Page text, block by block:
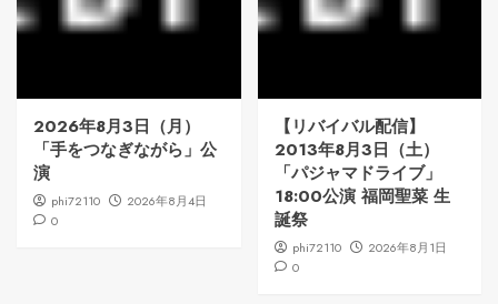
2026年8月3日（月）
「手をつなぎながら」公
演
phi72110
2026年8月4日
0
【リバイバル配信】
2013年8月3日（土）
「パジャマドライブ」
18:00公演 福岡聖菜 生
誕祭
phi72110
2026年8月1日
0